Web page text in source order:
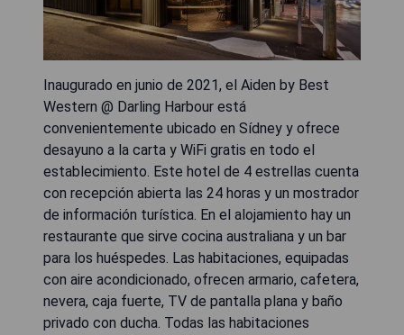
Inaugurado en junio de 2021, el Aiden by Best
Western @ Darling Harbour está
convenientemente ubicado en Sídney y ofrece
desayuno a la carta y WiFi gratis en todo el
establecimiento. Este hotel de 4 estrellas cuenta
con recepción abierta las 24 horas y un mostrador
de información turística. En el alojamiento hay un
restaurante que sirve cocina australiana y un bar
para los huéspedes. Las habitaciones, equipadas
con aire acondicionado, ofrecen armario, cafetera,
nevera, caja fuerte, TV de pantalla plana y baño
privado con ducha. Todas las habitaciones